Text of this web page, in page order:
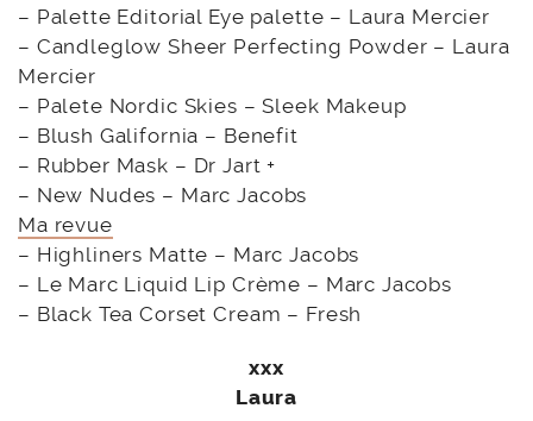
– Palette Editorial Eye palette – Laura Mercier
– Candleglow Sheer Perfecting Powder – Laura
Mercier
– Palete Nordic Skies – Sleek Makeup
– Blush Galifornia – Benefit
– Rubber Mask – Dr Jart +
– New Nudes – Marc Jacobs
Ma revue
– Highliners Matte – Marc Jacobs
– Le Marc Liquid Lip Crème – Marc Jacobs
– Black Tea Corset Cream – Fresh
xxx
Laura